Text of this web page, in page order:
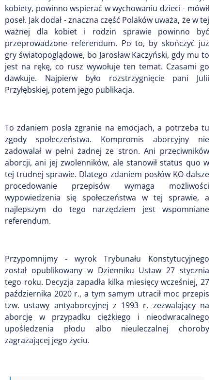
kobiety, powinno wspierać w wychowaniu dzieci - mówił
poseł. Jak dodał - znaczna część Polaków uważa, że w tej
ważnej dla kobiet i rodzin sprawie powinno być
przeprowadzone referendum. Po to, by skończyć już
gry światopoglądowe, bo Jarosław Kaczyński, gdy mu to
jest na rękę, co rusz wywołuje ten temat. Czasami go
dawkuje. Najpierw było rozstrzygnięcie pani Julii
Przyłębskiej, potem jego publikacja.
To zdaniem posła zgranie na emocjach, a potrzeba tu
zgody społeczeństwa. Kompromis aborcyjny nie
zadowalał w pełni żadnej ze stron. Ani przeciwników
aborcji, ani jej zwolenników, ale stanowił status quo w
tej trudnej sprawie. Dlatego zdaniem posłów KO dalsze
procedowanie przepisów wymaga możliwości
wypowiedzenia się społeczeństwa w tej sprawie, a
najlepszym do tego narzędziem jest wspomniane
referendum.
Przypomnijmy - wyrok Trybunału Konstytucyjnego
został opublikowany w Dzienniku Ustaw 27 stycznia
tego roku. Decyzja zapadła kilka miesięcy wcześniej, 27
października 2020 r., a tym samym utracił moc przepis
tzw. ustawy antyaborcyjnej z 1993 r. zezwalający na
aborcję w przypadku ciężkiego i nieodwracalnego
upośledzenia płodu albo nieuleczalnej choroby
zagrażającej jego życiu.